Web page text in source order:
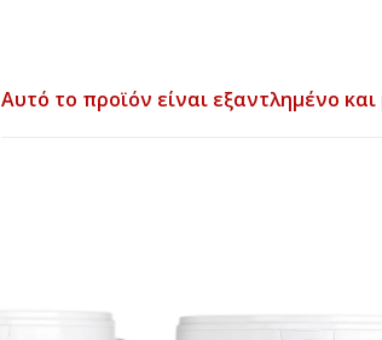
Αυτό το προϊόν είναι εξαντλημένο